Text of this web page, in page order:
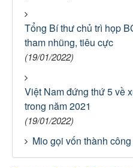
Tổng Bí thư chủ trì họp
tham nhũng, tiêu cực
(19/01/2022)
Việt Nam đứng thứ 5 về
trong năm 2021
(19/01/2022)
Mio gọi vốn thành